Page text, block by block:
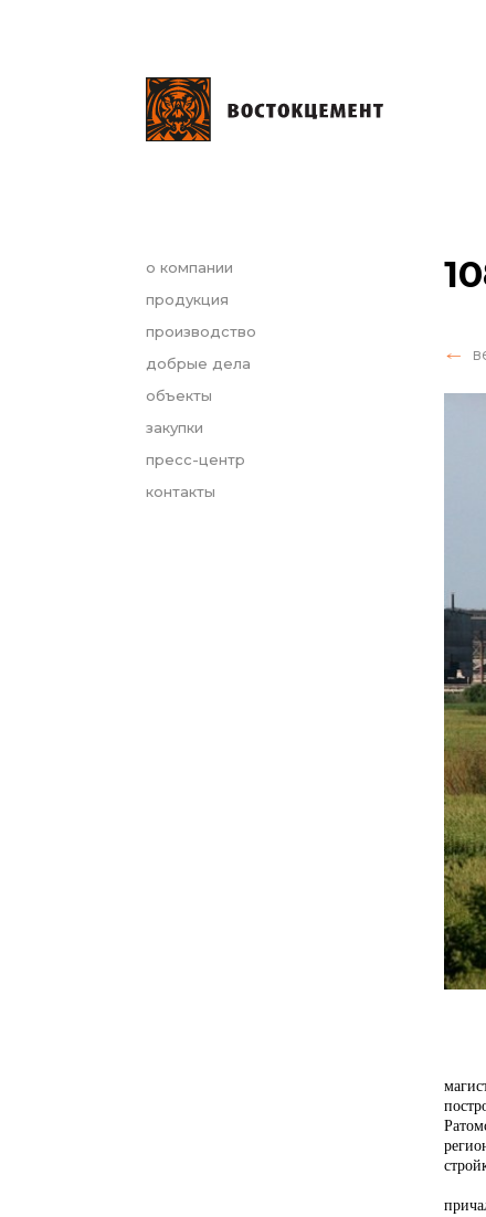
о компании
продукция
производство
добрые дела
объекты
закупки
пресс-центр
контакты